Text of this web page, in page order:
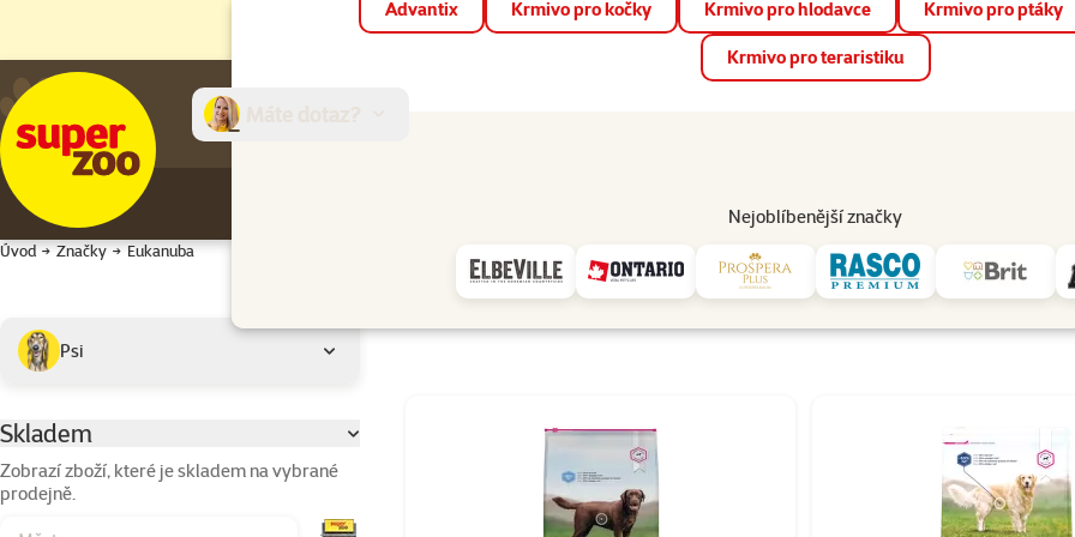
📱 Stáhněte si novou aplikaci Super zoo.Více informací
Advantix Krmivo pro kočky Krmivo pro hlodavce Krmivo pro ptáky
Krmivo pro teraristiku
Nejoblíbenější značky
Prodejny Služby
Úvod Značky Eukanuba
Eukanuba
Podkategorie
Psi
Parametrický filtr
Skladem
Zobrazí zboží, které je skladem na vybrané
prodejně.
Vybrané filtry